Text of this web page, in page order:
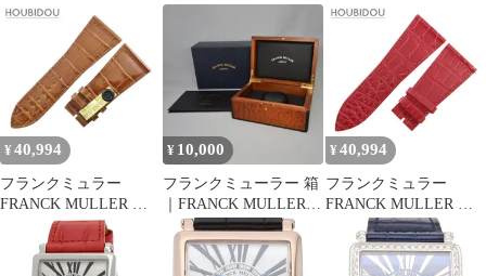
時計パーツ マスタース
クエア 6000 H用 クロコ
バンド クロコダイル レ
ッド 未使用 純正 替え
シャイニー 艶 26mm レ
ッド 赤 【中古】
タースクエア アフター
ンレススチール×型押し
レザー×ダイヤモンド
クオーツ アナログ表示
レディース シルバー文
字盤 腕時計
時計パーツ マスタース
クエア 6000 H用 クロコ
バンド クロコダイル レ
ッド 純正 替え シャイ
ニー 艶 26mm レッド
赤 【中古】
¥ 40,994
フランクミュラー
FRANCK MULLER 腕
時計パーツ マスタース
クエア 6000 KING用 ク
ロコバンド クロコダイ
¥ 10,000
フランクミューラー 箱
｜FRANCK MULLER
BOX
¥ 40,994
フランクミュラー
FRANCK MULLER 腕
時計パーツ マスタース
クエア 6000 KING用 ク
ロコバンド クロコダイ